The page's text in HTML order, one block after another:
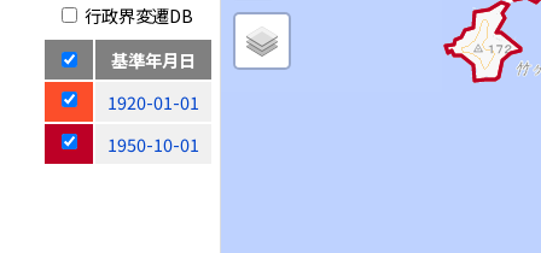
行政界変遷DB
基準年月日
1920-01-01
1950-10-01